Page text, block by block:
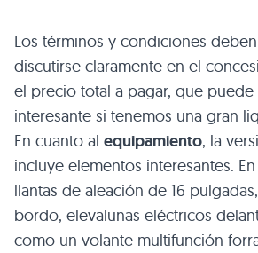
Los términos y condiciones
discutirse claramente en el
el precio total a pagar, que puede
interesante si tenemos una gran
En cuanto al equipamiento, la
incluye elementos interesantes.
llantas de aleación de 16
bordo, elevalunas eléctricos
como un volante multifunción